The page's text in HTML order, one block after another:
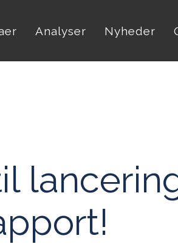
Analyser Nyheder